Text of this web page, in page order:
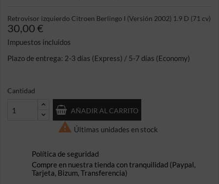
Retrovisor izquierdo Citroen Berlingo I (Versión 2002) 1.9 D (71 cv)
30,00 €
Impuestos incluidos
Plazo de entrega: 2-3 días (Express) / 5-7 días (Economy)
Cantidad
AÑADIR AL CARRITO
 Últimas unidades en stock
Política de seguridad
Compre en nuestra tienda con tranquilidad (Paypal,
Tarjeta, Bizum, Transferencia)